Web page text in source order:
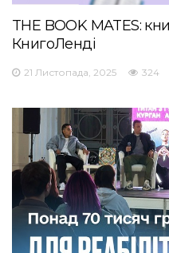
THE BOOK MATES:
КнигоЛенді
21 Листопада, 2025 324